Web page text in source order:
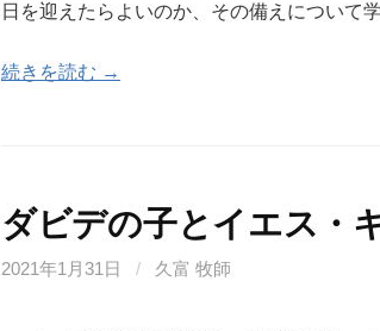
日を迎えたらよいのか、その備えについて
続きを読む →
ダビデの子とイエス・
2021年1月31日 / 久富 牧師